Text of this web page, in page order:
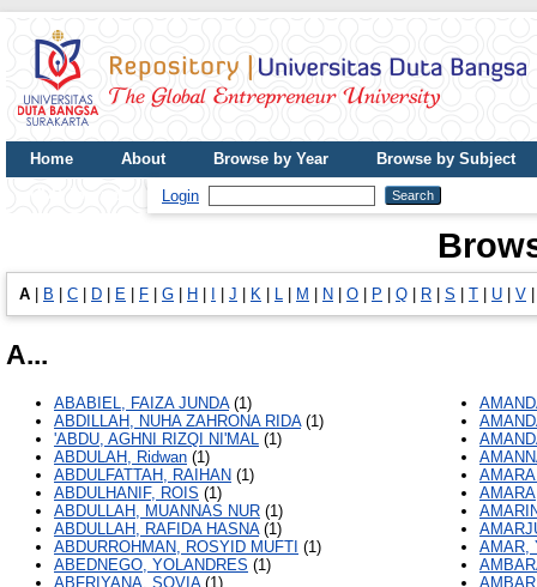
Home About Browse by Year
Browse by Subject
Login
A B C D E F G H J K L M N O P Q R S T U V
A...
ABABIEL, FAIZA JUNDA(1)
ABDILLAH, NUHA ZAHRONA RIDA(1)
'ABDU, AGHNI RIZQI NI'MAL (1)
ABDULAH, Ridwan (1)
ABDULFATTAH, RAIHAN (1)
ABDULHANIF, ROIS (1)
ABDULLAH, MUANNAS NUR (1)
ABDULLAH, RAFIDA HASNA(1)
ABDURROHMAN, ROSYID MUFTI (1)
ABEDNEGO, YOLANDRES (1)
ABFRIYANA, SOVIA(1)
AMAR,